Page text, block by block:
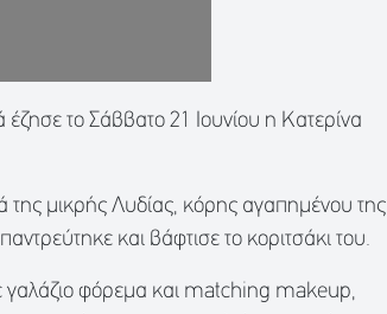
το Σάββατο 21 Ιουνίου η Κατερίνα
της μικρής Λυδίας, κόρης αγαπημένου της
και βάφτισε το κοριτσάκι του.
γαλάζιο φόρεμα και matching makeup,